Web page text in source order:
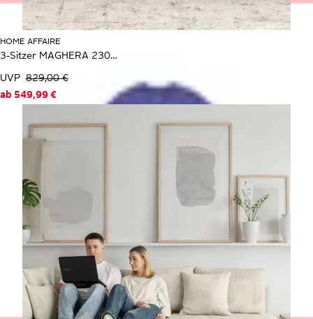
HOME AFFAIRE
3-Sitzer MAGHERA 230 cm - OTTO. Verlässliche Qualität.
UVP 829,00 €
ab 549,99 €